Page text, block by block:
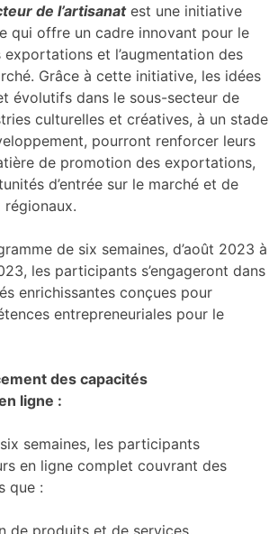
de l’artisanatest une initiative
qui offre un cadre innovant pour le
et l’augmentation des
Grâce à cette initiative, les idées
évolutifs dans le sous-secteur de
culturelles et créatives, à un stade
pourront renforcer leurs
de promotion des exportations,
d’entrée sur le marché et de
de six semaines, d’août 2023 à
les participants s’engageront dans
enrichissantes conçues pour
entrepreneuriales pour le
des capacités
ligne :
semaines, les participants
en ligne complet couvrant des
que :
de produits et de services,